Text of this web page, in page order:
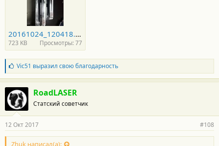
20161024_120418.jpg
723 KB Просмотры: 77
Б
л
а
г
о
д
а
н
о
с
Vic51 выразил свою благодарность
RoadLASER
Статский советчик
12 Окт 2017 #108
Zhuk написал(а):